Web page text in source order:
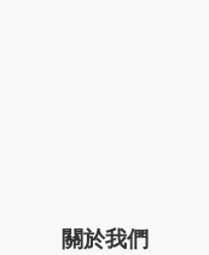
關於我們